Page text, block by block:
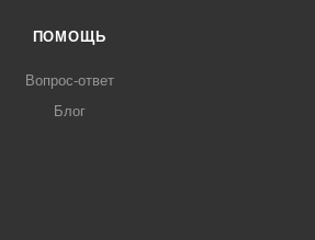
ПОМОЩЬ
Вопрос-ответ
Блог